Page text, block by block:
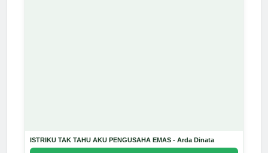
ISTRIKU TAK TAHU AKU PENGUSAHA EMAS - Arda Dinata